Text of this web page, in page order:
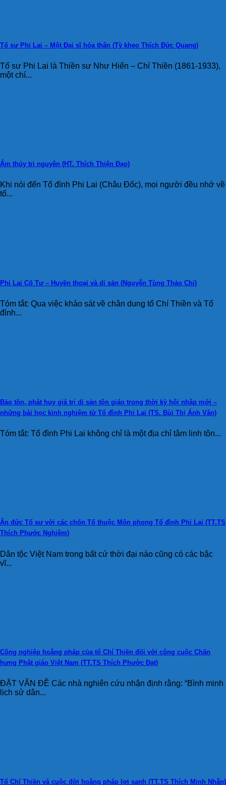
Tổ sư Phi Lai – Một Đại sĩ hóa thân (Tỳ kheo Thích Đức Quang)
Tổ sư Phi Lai là Thiền sư Như Hiển – Chí Thiền (1861-1933),
một chí...
Ẩm thủy tri nguyên (HT. Thích Thiện Đạo)
Khi nói đến Tổ đình Phi Lai (Châu Đốc), mọi người đều nhớ về
tổ...
Phi Lai Cổ Tư – Huyền thoại và di sản (Nguyễn Tùng Thảo Chi)
Tóm tắt: Qua việc khảo sát về chân dung tổ Chí Thiền và Tổ
đình...
Bảo tồn, phát huy giá trị di sản tôn giáo trong thời kỳ hội nhập mới –
những bài học kinh nghiệm từ Tổ đình Phi Lai (TS. Bùi Thị Ánh Vân)
Tóm tắt: Tổ đình Phi Lai không chỉ là một địa chỉ tâm linh tôn...
Ân đức Tổ sư với các chốn Tổ thuộc Môn phong Tổ đình Phi Lai (TT.TS
Thích Phước Nghiêm)
Dân tộc Việt Nam trong bất cứ thời đại nào cũng có các bậc
vĩ...
Công nghiệp hoằng pháp của tổ Chí Thiền đối với công cuộc Chấn
hưng Phật giáo Việt Nam (TT.TS Thích Phước Đạt)
ĐẶT VẤN ĐỀ Các nhà nghiên cứu nhận định rằng: “Bình minh
lịch sử dân...
Tổ Chí Thiền và cuộc đời hoằng pháp lợi sanh (TT.TS Thích Minh Nhẫn)